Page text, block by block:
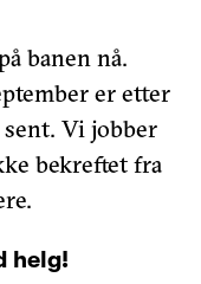
banen nå.
er etter
Vi jobber
bekreftet fra
helg!